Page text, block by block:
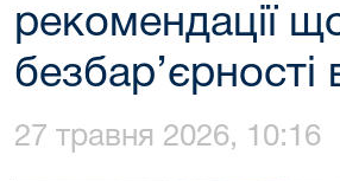
рекомендації
27 травня 2026, 10:16